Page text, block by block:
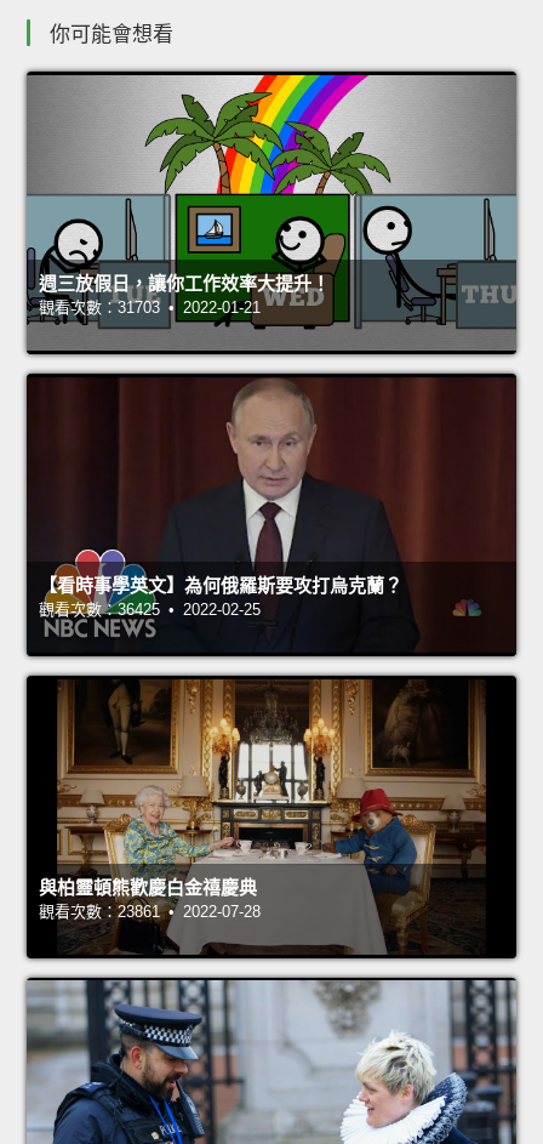
你可能會想看
週三放假日，讓你工作效率大提升！
觀看次數：31703 • 2022-01-21
【看時事學英文】為何俄羅斯要攻打烏克蘭？
觀看次數：36425 • 2022-02-25
與柏靈頓熊歡慶白金禧慶典
觀看次數：23861 • 2022-07-28